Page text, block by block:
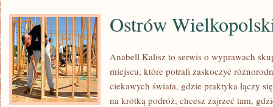
Ostrów
Anabell Kalisz to serwis o wyprawach
miejscu, które potrafi zaskoczyć
ciekawych świata, gdzie praktyka łączy
na krótką podróż, chcesz zajrzeć tam,